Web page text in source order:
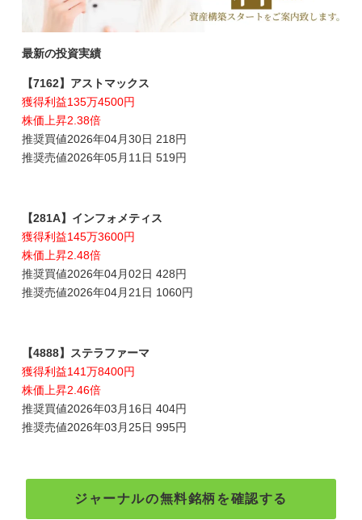
最新の投資実績
【7162】アストマックス
獲得利益135万4500円
株価上昇2.38倍
推奨買値2026年04月30日 218円
推奨売値2026年05月11日 519円
【281A】インフォメティス
獲得利益145万3600円
株価上昇2.48倍
推奨買値2026年04月02日 428円
推奨売値2026年04月21日 1060円
【4888】ステラファーマ
獲得利益141万8400円
株価上昇2.46倍
推奨買値2026年03月16日 404円
推奨売値2026年03月25日 995円
ジャーナルの無料銘柄を確認する